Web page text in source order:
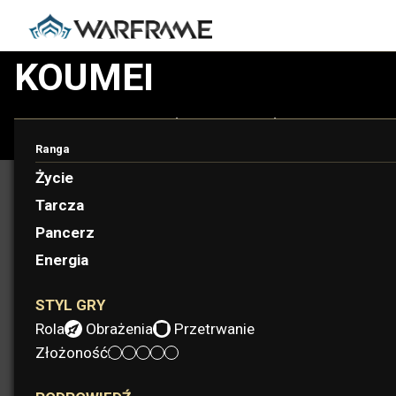
KOUMEI
Spróbuj swojego szczęścia z panią kości. Koumei
której stawką jest życie.
Ranga
Życie
Tarcza
Pancerz
Energia
STYL GRY
Rola:
Obrażenia
Przetrwanie
Złożoność: